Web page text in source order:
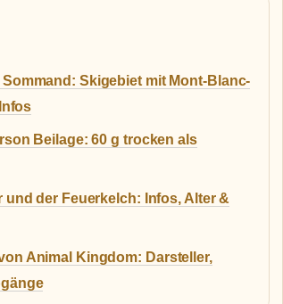
Sommand: Skigebiet mit Mont-Blanc-
Beilage: 60 g trocken als
und der Feuerkelch: Infos, Alter &
Animal Kingdom: Darsteller,